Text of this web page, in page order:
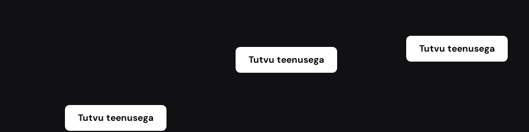
Tutvu teenusega
Tutvu teenusega
Tutvu teenusega